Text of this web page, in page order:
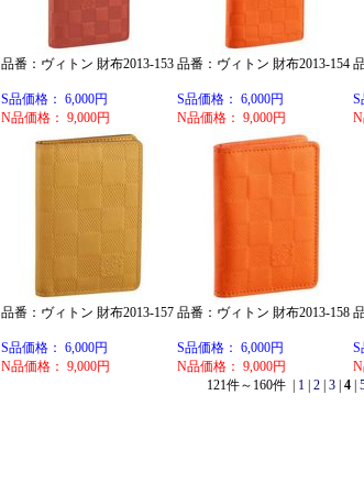
品番：ヴィトン 財布2013-153
S品価格： 6,000円
N品価格： 9,000円
品番：ヴィトン 財布2013-154
S品価格： 6,000円
N品価格： 9,000円
S
品番：ヴィトン 財布2013-157
S品価格： 6,000円
N品価格： 9,000円
品番：ヴィトン 財布2013-158
S品価格： 6,000円
N品価格： 9,000円
S
121件～160件 |
1| 2| 3| 4|